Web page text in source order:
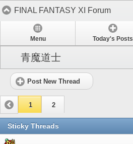
FINAL FANTASY XI Forum
Menu Today's Posts
青魔道士
Post New Thread
1 2
Sticky Threads